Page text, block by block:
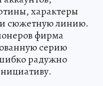
характеры
и сюжетную линию.
фирма
серию
радужно